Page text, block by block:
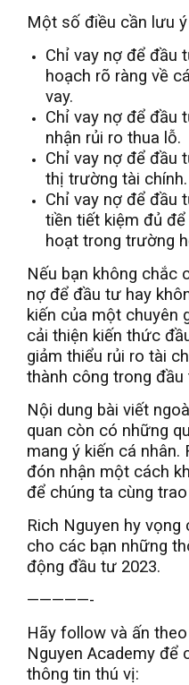
Một số điều cần lưu
Chỉ vay nợ để đầu
hoạch rõ ràng về
vay.
Chỉ vay nợ để đầu
nhận rủi ro thua lỗ.
Chỉ vay nợ để đầu
thị trường tài chính.
Chỉ vay nợ để đầu
tiền tiết kiệm đủ
hoạt trong trường
Nếu bạn không chắc
nợ để đầu tư hay
kiến của một chuyên
cải thiện kiến thức
giảm thiểu rủi ro tài
thành công trong đầu
Nội dung bài viết
quan còn có những
mang ý kiến cá
đón nhận một cách
để chúng ta cùng
Rich Nguyen hy
cho các bạn những
động đầu tư 2023.
—————-
Hãy follow và ấn
Nguyen Academy để
thông tin thú vị: